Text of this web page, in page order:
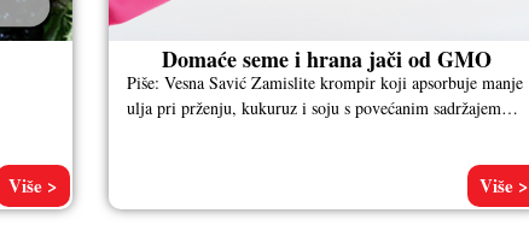
Više >
Domaće seme i hrana jači od GMO
Piše: Vesna Savić Zamislite krompir koji apsorbuje manje
ulja pri prženju, kukuruz i soju s povećanim sadržajem
Više >